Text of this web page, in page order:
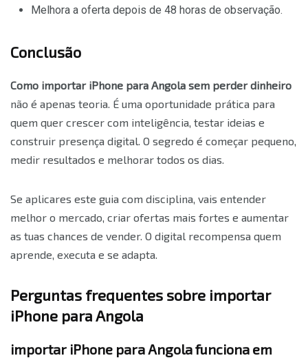
Melhora a oferta depois de 48 horas de observação.
Conclusão
Como importar iPhone para Angola sem perder dinheiro
não é apenas teoria. É uma oportunidade prática para
quem quer crescer com inteligência, testar ideias e
construir presença digital. O segredo é começar pequeno,
medir resultados e melhorar todos os dias.
Se aplicares este guia com disciplina, vais entender
melhor o mercado, criar ofertas mais fortes e aumentar
as tuas chances de vender. O digital recompensa quem
aprende, executa e se adapta.
Perguntas frequentes sobre importar
iPhone para Angola
importar iPhone para Angola funciona em